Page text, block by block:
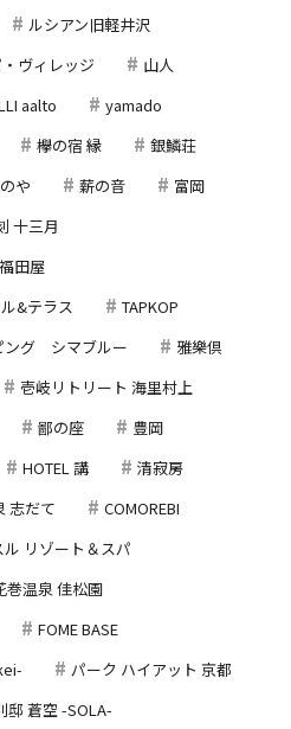
ルシアン旧軽井沢
ヴィレッジ
山人
aalto
yamado
欅の宿 縁
銀鱗荘
や 薪の音
富岡
十三月
福田屋
&テラス
TAPKOP
ング シマブルー
雅樂倶
壱岐リトリート 海里村上
鄙の座
豊岡
HOTEL 講
清寂房
志だて
COMOREBI
リゾート＆スパ
巻温泉 佳松園
FOME BASE
パーク ハイアット 京都
邸 蒼空 -SOLA-